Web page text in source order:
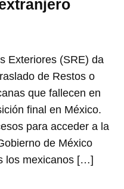
Exteriores (SRE) da
de Restos o
que fallecen en
final en México.
para acceder a la
de México
los mexicanos […]